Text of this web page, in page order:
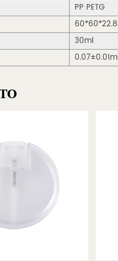
PP PETG
30ml